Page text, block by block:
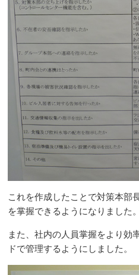
これを作成したことで対策本部
を掌握できるようになりました。
また、社内の人員掌握をより効
ドで管理するようにしました。